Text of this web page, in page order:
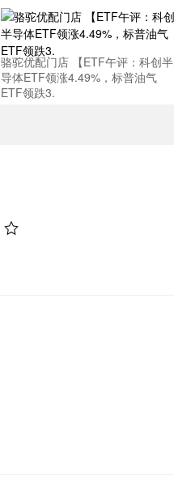
骆驼优配门店 【ETF午评：科创半
导体ETF领涨4.49%，标普油气
ETF领跌3.